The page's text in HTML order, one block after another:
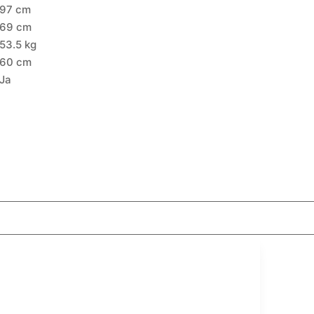
97 cm
69 cm
53.5 kg
60 cm
Ja